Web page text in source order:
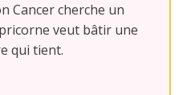
Cancer cherche un
veut bâtir une
qui tient.